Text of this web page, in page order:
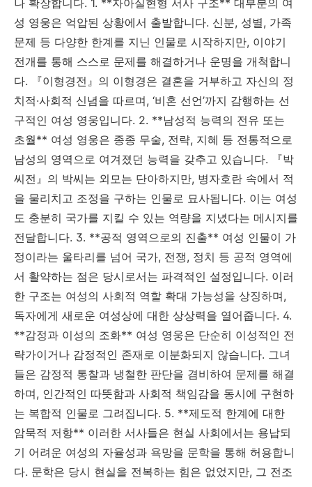
성 영웅은 억압된 상황에서 출발합니다. 신분, 성별, 가족
문제 등 다양한 한계를 지닌 인물로 시작하지만, 이야기
전개를 통해 스스로 문제를 해결하거나 운명을 개척합니
다. 『이형경전』의 이형경은 결혼을 거부하고 자신의 정
치적·사회적 신념을 따르며, ‘비혼 선언’까지 감행하는 선
구적인 여성 영웅입니다. 2. **남성적 능력의 전유 또는
초월** 여성 영웅은 종종 무술, 전략, 지혜 등 전통적으로
남성의 영역으로 여겨졌던 능력을 갖추고 있습니다. 『박
씨전』의 박씨는 외모는 단아하지만, 병자호란 속에서 적
을 물리치고 조정을 구하는 인물로 묘사됩니다. 이는 여성
도 충분히 국가를 지킬 수 있는 역량을 지녔다는 메시지를
전달합니다. 3. **공적 영역으로의 진출** 여성 인물이 가
정이라는 울타리를 넘어 국가, 전쟁, 정치 등 공적 영역에
서 활약하는 점은 당시로서는 파격적인 설정입니다. 이러
한 구조는 여성의 사회적 역할 확대 가능성을 상징하며,
독자에게 새로운 여성상에 대한 상상력을 열어줍니다. 4.
**감정과 이성의 조화** 여성 영웅은 단순히 이성적인 전
략가이거나 감정적인 존재로 이분화되지 않습니다. 그녀
들은 감정적 통찰과 냉철한 판단을 겸비하여 문제를 해결
하며, 인간적인 따뜻함과 사회적 책임감을 동시에 구현하
는 복합적 인물로 그려집니다. 5. **제도적 한계에 대한
암묵적 저항** 이러한 서사들은 현실 사회에서는 용납되
기 어려운 여성의 자율성과 욕망을 문학을 통해 허용합니
다. 문학은 당시 현실을 전복하는 힘은 없었지만, 그 전조